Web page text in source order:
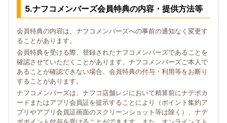
5.ナフコメンバーズ会員特典の内容・提供方法等
会員特典の内容は、ナフコメンバーズへの事前の通知なく変更す
ることがあります。
会員特典を受ける際、登録されたナフコメンバーズであることを
確認させていただくことがあります。ナフコメンバーズご本人で
あることが確認できない場合、会員特典の付与・利用等をお断り
することがあります。
ナフコメンバーズは、ナフコ店舗レジにおいて精算前にナデポカ
ードまたはアプリ会員証を提示することにより（ポイント集約ア
プリやアプリ会員証画面のスクリーンショット等は除く）、ナデ